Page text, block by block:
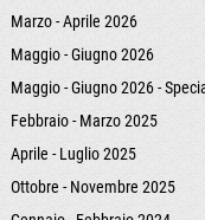
Marzo - Aprile 2026
Maggio - Giugno 2026
Maggio - Giugno 2026 -
Febbraio - Marzo 2025
Aprile - Luglio 2025
Ottobre - Novembre 2025